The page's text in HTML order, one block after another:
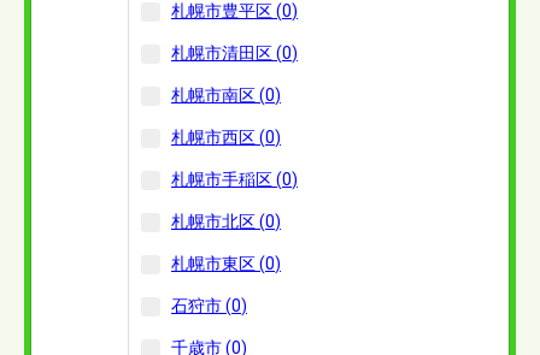
札幌市豊平区(0)
札幌市清田区(0)
札幌市南区(0)
札幌市西区(0)
札幌市手稲区(0)
札幌市北区(0)
札幌市東区(0)
石狩市(0)
千歳市(0)